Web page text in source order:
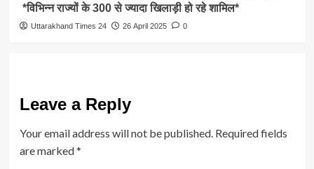
*विभिन्न राज्यों के 300 से ज्यादा खिलाड़ी हो रहे शामिल*
Uttarakhand Times 24 26 April 2025 0
Leave a Reply
Your email address will not be published. Required fields
are marked*